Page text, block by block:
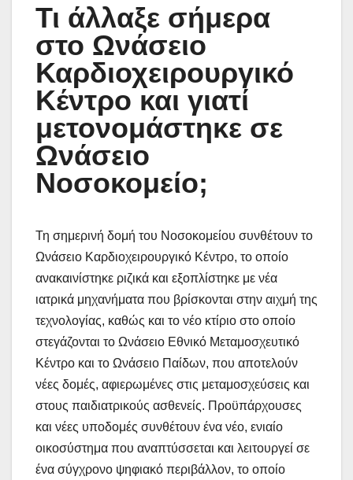
Τι άλλαξε σήμερα
στο Ωνάσειο
Καρδιοχειρουργικό
Κέντρο και γιατί
μετονομάστηκε σε
Ωνάσειο
Νοσοκομείο;
Τη σημερινή δομή του Νοσοκομείου συνθέτουν το
Ωνάσειο Καρδιοχειρουργικό Κέντρο, το οποίο
ανακαινίστηκε ριζικά και εξοπλίστηκε με νέα
ιατρικά μηχανήματα που βρίσκονται στην αιχμή της
τεχνολογίας, καθώς και το νέο κτίριο στο οποίο
στεγάζονται το Ωνάσειο Εθνικό Μεταμοσχευτικό
Κέντρο και το Ωνάσειο Παίδων, που αποτελούν
νέες δομές, αφιερωμένες στις μεταμοσχεύσεις και
στους παιδιατρικούς ασθενείς. Προϋπάρχουσες
και νέες υποδομές συνθέτουν ένα νέο, ενιαίο
οικοσύστημα που αναπτύσσεται και λειτουργεί σε
ένα σύγχρονο ψηφιακό περιβάλλον, το οποίο